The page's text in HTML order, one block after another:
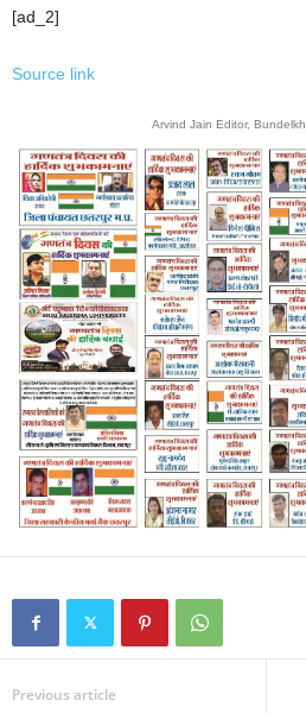
[ad_2]
Source link
Arvind Jain Editor,
Previous article